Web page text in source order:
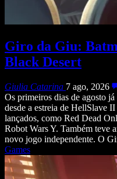
Giro da Giu:
Black Desert
Giulia Catarina 7 ago, 2026
Os primeiros dias de agosto
desde a estreia de HellSlave
lançados, como Red Dead
Robot Wars Y. Também teve
novo jogo independente. O
Games